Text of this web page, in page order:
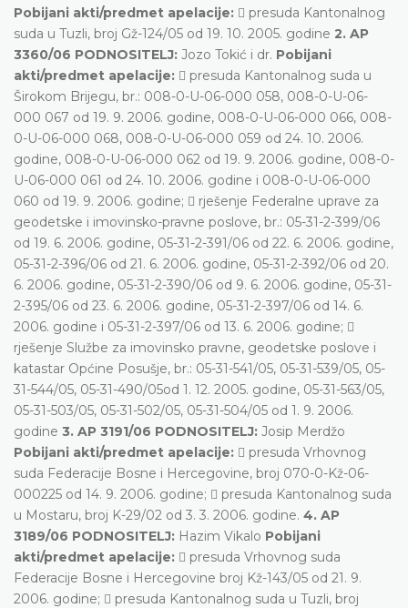
Pobijani akti/predmet apelacije:  presuda Kantonalnog
suda u Tuzli, broj Gž-124/05 od 19. 10. 2005. godine 2. AP
3360/06 PODNOSITELJ: Jozo Tokić i dr. Pobijani
akti/predmet apelacije:  presuda Kantonalnog suda u
Širokom Brijegu, br.: 008-0-U-06-000 058, 008-0-U-06-
000 067 od 19. 9. 2006. godine, 008-0-U-06-000 066, 008-
0-U-06-000 068, 008-0-U-06-000 059 od 24. 10. 2006.
godine, 008-0-U-06-000 062 od 19. 9. 2006. godine, 008-0-
U-06-000 061 od 24. 10. 2006. godine i 008-0-U-06-000
060 od 19. 9. 2006. godine;  rješenje Federalne uprave za
geodetske i imovinsko-pravne poslove, br.: 05-31-2-399/06
od 19. 6. 2006. godine, 05-31-2-391/06 od 22. 6. 2006. godine,
05-31-2-396/06 od 21. 6. 2006. godine, 05-31-2-392/06 od 20.
6. 2006. godine, 05-31-2-390/06 od 9. 6. 2006. godine, 05-31-
2-395/06 od 23. 6. 2006. godine, 05-31-2-397/06 od 14. 6.
2006. godine i 05-31-2-397/06 od 13. 6. 2006. godine; 
rješenje Službe za imovinsko pravne, geodetske poslove i
katastar Općine Posušje, br.: 05-31-541/05, 05-31-539/05, 05-
31-544/05, 05-31-490/05od 1. 12. 2005. godine, 05-31-563/05,
05-31-503/05, 05-31-502/05, 05-31-504/05 od 1. 9. 2006.
godine 3. AP 3191/06 PODNOSITELJ: Josip Merdžo
Pobijani akti/predmet apelacije:  presuda Vrhovnog
suda Federacije Bosne i Hercegovine, broj 070-0-Kž-06-
000225 od 14. 9. 2006. godine;  presuda Kantonalnog suda
u Mostaru, broj K-29/02 od 3. 3. 2006. godine. 4. AP
3189/06 PODNOSITELJ: Hazim Vikalo Pobijani
akti/predmet apelacije:  presuda Vrhovnog suda
Federacije Bosne i Hercegovine broj Kž-143/05 od 21. 9.
2006. godine;  presuda Kantonalnog suda u Tuzli, broj